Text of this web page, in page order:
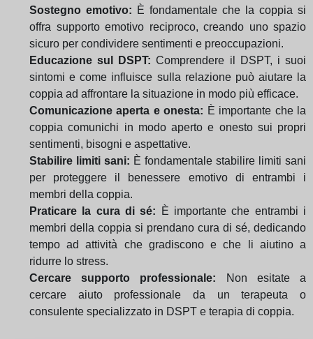
Sostegno emotivo: È fondamentale che la coppia si
offra supporto emotivo reciproco, creando uno spazio
sicuro per condividere sentimenti e preoccupazioni.
Educazione sul DSPT: Comprendere il DSPT, i suoi
sintomi e come influisce sulla relazione può aiutare la
coppia ad affrontare la situazione in modo più efficace.
Comunicazione aperta e onesta: È importante che la
coppia comunichi in modo aperto e onesto sui propri
sentimenti, bisogni e aspettative.
Stabilire limiti sani: È fondamentale stabilire limiti sani
per proteggere il benessere emotivo di entrambi i
membri della coppia.
Praticare la cura di sé: È importante che entrambi i
membri della coppia si prendano cura di sé, dedicando
tempo ad attività che gradiscono e che li aiutino a
ridurre lo stress.
Cercare supporto professionale: Non esitate a
cercare aiuto professionale da un terapeuta o
consulente specializzato in DSPT e terapia di coppia.